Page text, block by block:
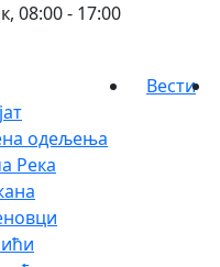
08:00 - 17:00
одељења
Река
Вести